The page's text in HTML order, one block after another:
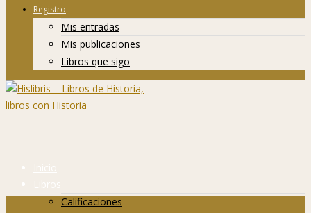
Registro
Mis entradas
Mis publicaciones
Libros que sigo
Inicio
Libros
Calificaciones